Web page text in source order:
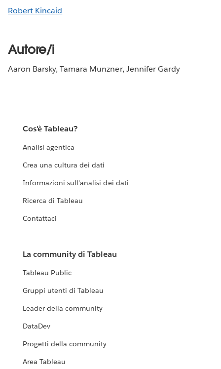
Robert Kincaid
Autore/i
Aaron Barsky, Tamara Munzner, Jennifer Gardy
Cos'è Tableau?
Analisi agentica
Crea una cultura dei dati
Informazioni sull'analisi dei dati
Ricerca di Tableau
Contattaci
La community di Tableau
Tableau Public
Gruppi utenti di Tableau
Leader della community
DataDev
Progetti della community
Area Tableau